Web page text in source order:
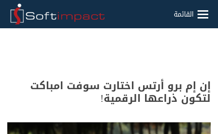
القائمة
إن إم برو أرتس اختارت سوفت امباكت
لتكون ذراعها الرقمية!